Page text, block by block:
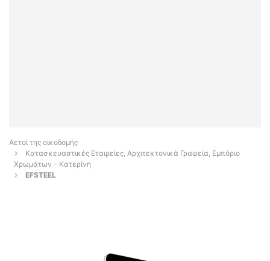
Αετοί της οικοδομής
Κατασκευαστικές Εταιρείες, Αρχιτεκτονικά Γραφεία, Εμπόριο
Χρωμάτων - Κατερίνη
EFSTEEL